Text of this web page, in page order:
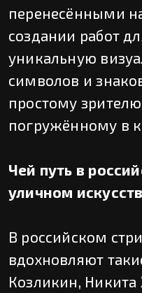
перенесёнными
создании работ
уникальную
символов и
простому
погружённому в
Чей путь в
уличном
В российском
вдохновляют
Козликин, Никита